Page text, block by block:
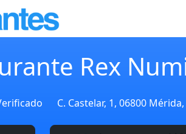
Rex
C. Castelar, 1, 06800